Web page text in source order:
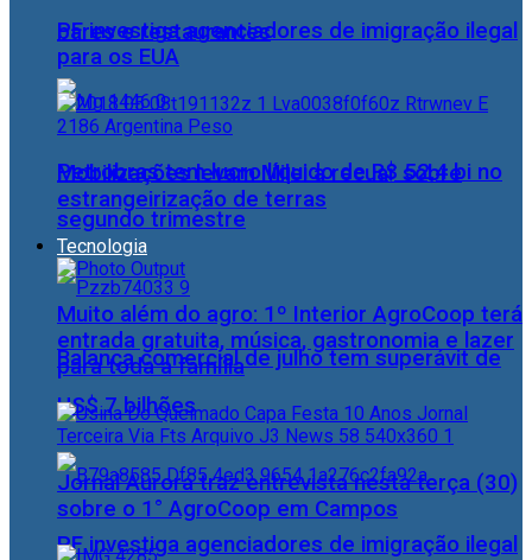
bares e restaurantes
Petrobras tem lucro líquido de R$ 52,4 bi no
segundo trimestre
Balança comercial de julho tem superávit de
US$ 7 bilhões
PF investiga agenciadores de imigração ilegal
PF investiga agenciadores de imigração ilegal
para os EUA
Mobilizações levam Milei a recuar sobre
estrangeirização de terras
Tecnologia
Muito além do agro: 1º Interior AgroCoop terá
entrada gratuita, música, gastronomia e lazer
para toda a família
Jornal Aurora traz entrevista nesta terça (30)
sobre o 1° AgroCoop em Campos